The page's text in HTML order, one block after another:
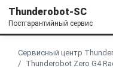
Thunderobot-SC
Постгарантийный сервис
Сервисный центр
Thunderobot Zero G4